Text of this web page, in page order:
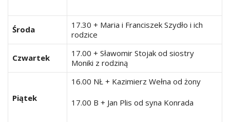
Środa
17.30 + Maria i Franciszek Szydło i ich
rodzice
Czwartek
17.00 + Sławomir Stojak od siostry
Moniki z rodziną
Piątek
16.00 NŁ + Kazimierz Wełna od żony
17.00 B + Jan Plis od syna Konrada